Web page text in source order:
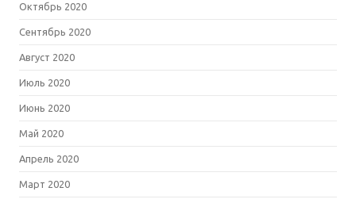
Октябрь 2020
Сентябрь 2020
Август 2020
Июль 2020
Июнь 2020
Май 2020
Апрель 2020
Март 2020